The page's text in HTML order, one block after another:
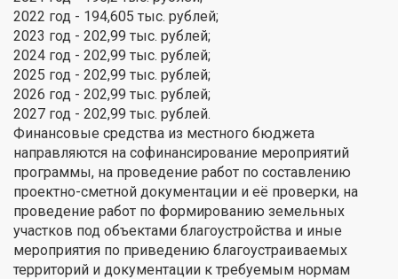
2022 год - 194,605 тыс. рублей;
2023 год - 202,99 тыс. рублей;
2024 год - 202,99 тыс. рублей;
2025 год - 202,99 тыс. рублей;
2026 год - 202,99 тыс. рублей;
2027 год - 202,99 тыс. рублей.
Финансовые средства из местного бюджета
направляются на софинансирование мероприятий
программы, на проведение работ по составлению
проектно-сметной документации и её проверки, на
проведение работ по формированию земельных
участков под объектами благоустройства и иные
мероприятия по приведению благоустраиваемых
территорий и документации к требуемым нормам